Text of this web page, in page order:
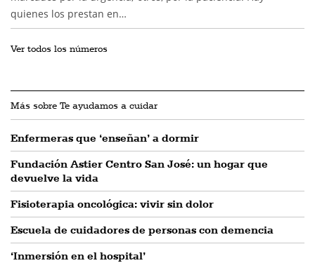
quienes los prestan en…
Ver todos los números
Más sobre Te ayudamos a cuidar
Enfermeras que ‘enseñan’ a dormir
Fundación Astier Centro San José: un hogar que
devuelve la vida
Fisioterapia oncológica: vivir sin dolor
Escuela de cuidadores de personas con demencia
‘Inmersión en el hospital’